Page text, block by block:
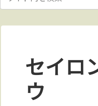
セイロ
ウ